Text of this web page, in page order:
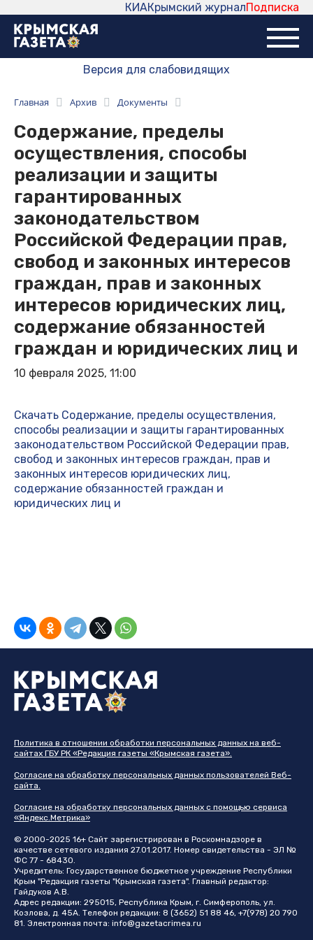
Подписка
Крымский журнал
КИА
Версия для слабовидящих
Главная Архив Документы
Содержание, пределы
осуществления, способы
реализации и защиты
гарантированных
законодательством
Российской Федерации прав,
свобод и законных интересов
граждан, прав и законных
интересов юридических лиц,
содержание обязанностей
граждан и юридических лиц и
10 февраля 2025, 11:00
Скачать Содержание, пределы осуществления,
способы реализации и защиты гарантированных
законодательством Российской Федерации прав,
свобод и законных интересов граждан, прав и
законных интересов юридических лиц,
содержание обязанностей граждан и
юридических лиц и
Политика в отношении обработки персональных данных на веб-
сайтах ГБУ РК «Редакция газеты «Крымская газета».
Согласие на обработку персональных данных пользователей Веб-
сайта.
Согласие на обработку персональных данных с помощью сервиса
«Яндекс.Метрика»
© 2000-2025 16+ Сайт зарегистрирован в Роскомнадзоре в
качестве сетевого издания 27.01.2017. Номер свидетельства - ЭЛ №
ФС 77 - 68430.
Учредитель: Государственное бюджетное учреждение Республики
Крым "Редакция газеты "Крымская газета". Главный редактор:
Гайдуков А.В.
Адрес редакции: 295015, Республика Крым, г. Симферополь, ул.
Козлова, д. 45А. Телефон редакции: 8 (3652) 51 88 46, +7(978) 20 790
81. Электронная почта: info@gazetacrimea.ru